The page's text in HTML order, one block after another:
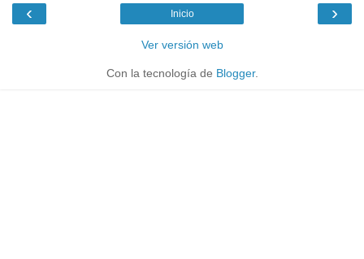
‹ ›
Inicio
Ver versión web
Con la tecnología de Blogger.